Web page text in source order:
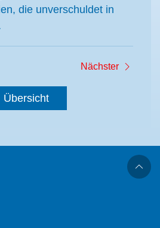
die unverschuldet in
Nächster
Übersicht